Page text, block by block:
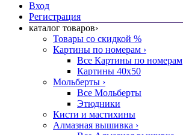
Вход
Регистрация
каталог товаров›
Товары со скидкой %
Картины по номерам ›
Все Картины по номерам
Картины 40x50
Мольберты ›
Все Мольберты
Этюдники
Кисти и мастихины
Алмазная вышивка ›